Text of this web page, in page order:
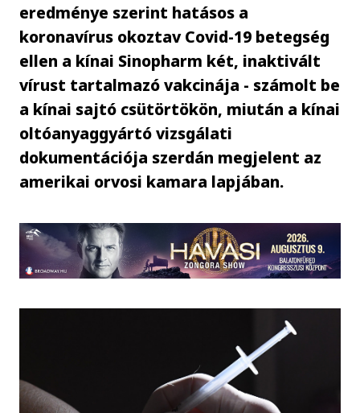
eredménye szerint hatásos a
koronavírus okoztav Covid-19 betegség
ellen a kínai Sinopharm két, inaktivált
vírust tartalmazó vakcinája - számolt be
a kínai sajtó csütörtökön, miután a kínai
oltóanyaggyártó vizsgálati
dokumentációja szerdán megjelent az
amerikai orvosi kamara lapjában.